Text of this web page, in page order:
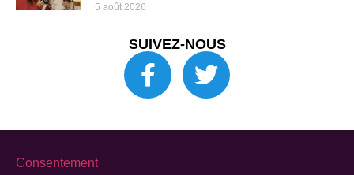
5 août 2026
SUIVEZ-NOUS
Consentement